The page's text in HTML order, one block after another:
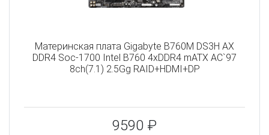
Материнская плата Gigabyte B760M DS3H AX
DDR4 Soc-1700 Intel B760 4xDDR4 mATX AC`97
8ch(7.1) 2.5Gg RAID+HDMI+DP
9590 ₽